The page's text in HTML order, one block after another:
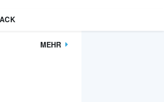
MEHR